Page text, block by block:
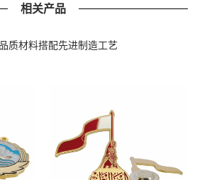
相关产品
质材料搭配先进制造工艺